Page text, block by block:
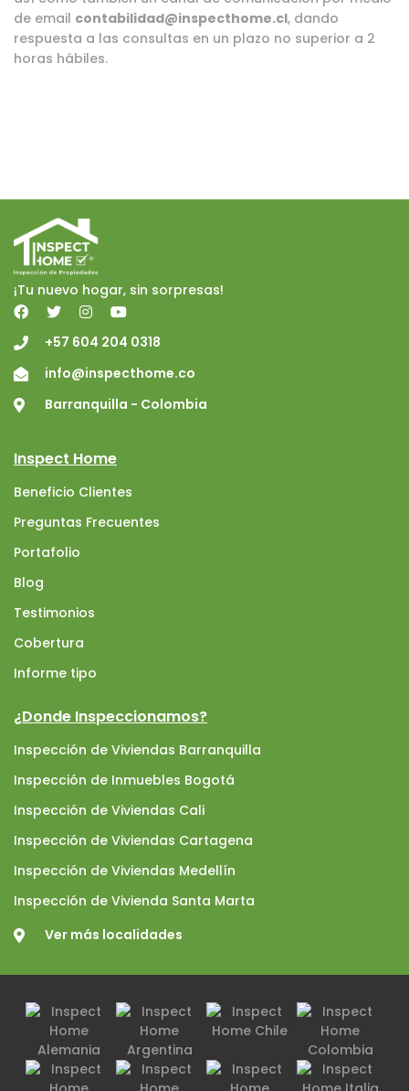
de email contabilidad@inspecthome.cl, dando
respuesta a las consultas en un plazo no superior a 2
horas hábiles.
¡Tu nuevo hogar, sin sorpresas!
+57 604 204 0318
info@inspecthome.co
Barranquilla - Colombia
Inspect Home
Beneficio Clientes
Preguntas Frecuentes
Portafolio
Blog
Testimonios
Cobertura
Informe tipo
¿Donde Inspeccionamos?
Inspección de Viviendas Barranquilla
Inspección de Inmuebles Bogotá
Inspección de Viviendas Cali
Inspección de Viviendas Cartagena
Inspección de Viviendas Medellín
Inspección de Vivienda Santa Marta
Ver más localidades